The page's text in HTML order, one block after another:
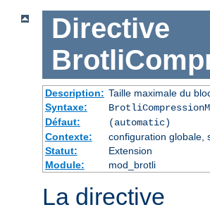
Directive
Description: Taille maximale du
Syntaxe:
Défaut:
(automatic)
Contexte:
configuration globale,
Statut:
Extension
Module:
mod_brotli
La directive